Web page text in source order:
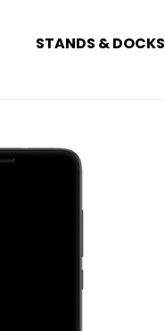
STANDS & DOCKS